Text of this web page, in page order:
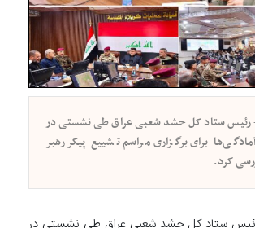
- رئیس ستاد کل حشد شعبی عراق طی نشستی در
برای برگزاری مراسم تشییع پیکر رهبر
کرد.